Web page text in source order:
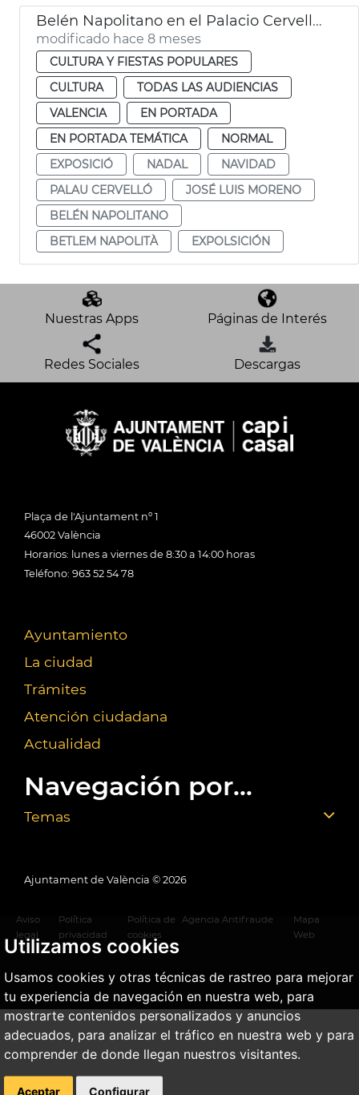
Utilizamos cookies
Usamos cookies y otras técnicas de rastreo para mejorar
tu experiencia de navegación en nuestra web, para
mostrarte contenidos personalizados y anuncios
adecuados, para analizar el tráfico en nuestra web y para
comprender de donde llegan nuestros visitantes.
Aceptar Configurar
Belén Napolitano en el Palacio Cervelló València
modificado hace 8 meses
CULTURA Y FIESTAS POPULARES
CULTURA
TODAS LAS AUDIENCIAS
VALENCIA
EN PORTADA
EN PORTADA TEMÁTICA
NORMAL
EXPOSICIÓ
NADAL
NAVIDAD
PALAU CERVELLÓ
JOSÉ LUIS MORENO
BELÉN NAPOLITANO
BETLEM NAPOLITÀ
EXPOLSICIÓN
Nuestras Apps Páginas de Interés
Redes Sociales Descargas
Plaça de l'Ajuntament nº 1
46002 València
Horarios: lunes a viernes de 8:30 a 14:00 horas
Teléfono: 963 52 54 78
Ayuntamiento
La ciudad
Trámites
Atención ciudadana
Actualidad
Navegación por...
Temas
Ajuntament de València © 2026
Aviso
legal
Política
privacidad
Política de
cookies
Agencia Antifraude
Mapa
Web